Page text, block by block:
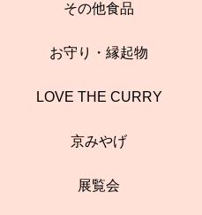
その他食品
お守り・縁起物
LOVE THE CURRY
京みやげ
展覧会